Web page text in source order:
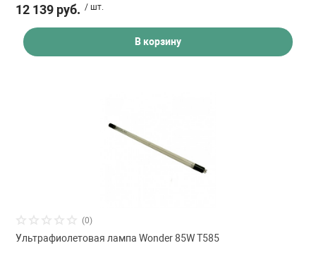
12 139 руб. / шт.
В корзину
(0)
Ультрафиолетовая лампа Wonder 85W T585